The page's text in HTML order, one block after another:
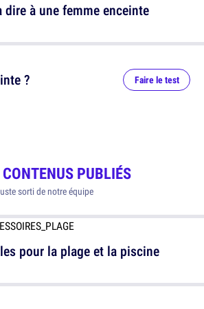
? Faire le test
à une femme enceinte
CONTENUS PUBLIÉS
sorti de notre équipe
pour la plage et la piscine